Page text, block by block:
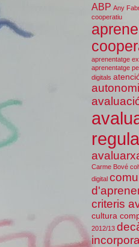
ABP Any
cooperatiu
aprenentatge
aprenentatge
digitals
Carme Bové
digital
criteris
cultura
2012/13